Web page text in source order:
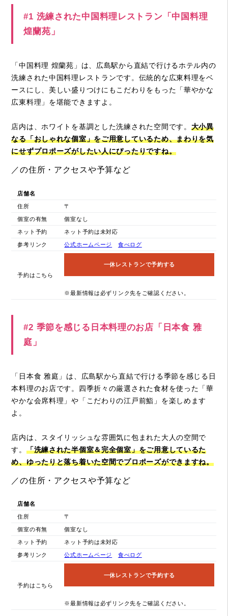
#1 洗練された中国料理レストラン「中国料理
煌蘭苑」
「中国料理 煌蘭苑」は、広島駅から直結で行けるホテル内の
洗練された中国料理レストランです。伝統的な広東料理をベ
ースにし、美しい盛りつけにもこだわりをもった「華やかな
広東料理」を堪能できますよ。
店内は、ホワイトを基調とした洗練された空間です。 大小異
なる「おしゃれな個室」をご用意しているため、まわりを気
にせずプロポーズがしたい人にぴったりですね。
／の住所・アクセスや予算など
店舗名
住所 〒
個室の有無 個室なし
ネット予約 ネット予約は未対応
参考リンク 公式ホームページ 食べログ
予約はこちら
一休レストランで予約する
※最新情報は必ずリンク先をご確認ください。
#2 季節を感じる日本料理のお店「日本食 雅
庭」
「日本食 雅庭」は、広島駅から直結で行ける季節を感じる日
本料理のお店です。四季折々の厳選された食材を使った「華
やかな会席料理」や「こだわりの江戸前鮨」を楽しめます
よ。
店内は、スタイリッシュな雰囲気に包まれた大人の空間で
す。 「洗練された半個室＆完全個室」をご用意しているた
め、ゆったりと落ち着いた空間でプロポーズができますね。
／の住所・アクセスや予算など
店舗名
住所 〒
個室の有無 個室なし
ネット予約 ネット予約は未対応
参考リンク 公式ホームページ 食べログ
予約はこちら
一休レストランで予約する
※最新情報は必ずリンク先をご確認ください。